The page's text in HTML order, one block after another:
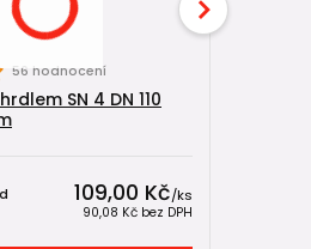
56 hodnocení
SN 4 DN 110
109,00 Kč/ks
90,08 Kč bez DPH